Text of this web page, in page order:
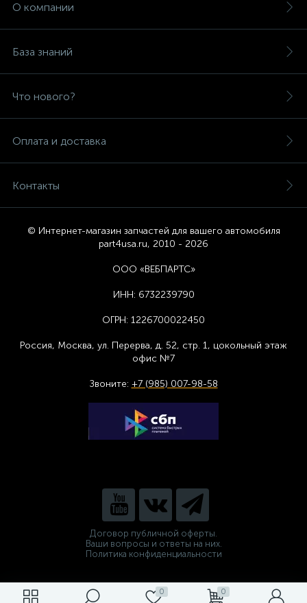
0 0
О компании
База знаний
Что нового?
Оплата и доставка
Контакты
© Интернет-магазин запчастей для вашего автомобиля
part4usa.ru, 2010 - 2026
ООО «ВЕБПАРТС»
ИНН: 6732239790
ОГРН: 1226700022450
Россия, Москва, ул. Перерва, д. 52, стр. 1, цокольный этаж
офис №7
Звоните: +7 (985) 007-98-58
Договор публичной оферты.
Ваши вопросы и ответы на них.
Политика конфиденциальности